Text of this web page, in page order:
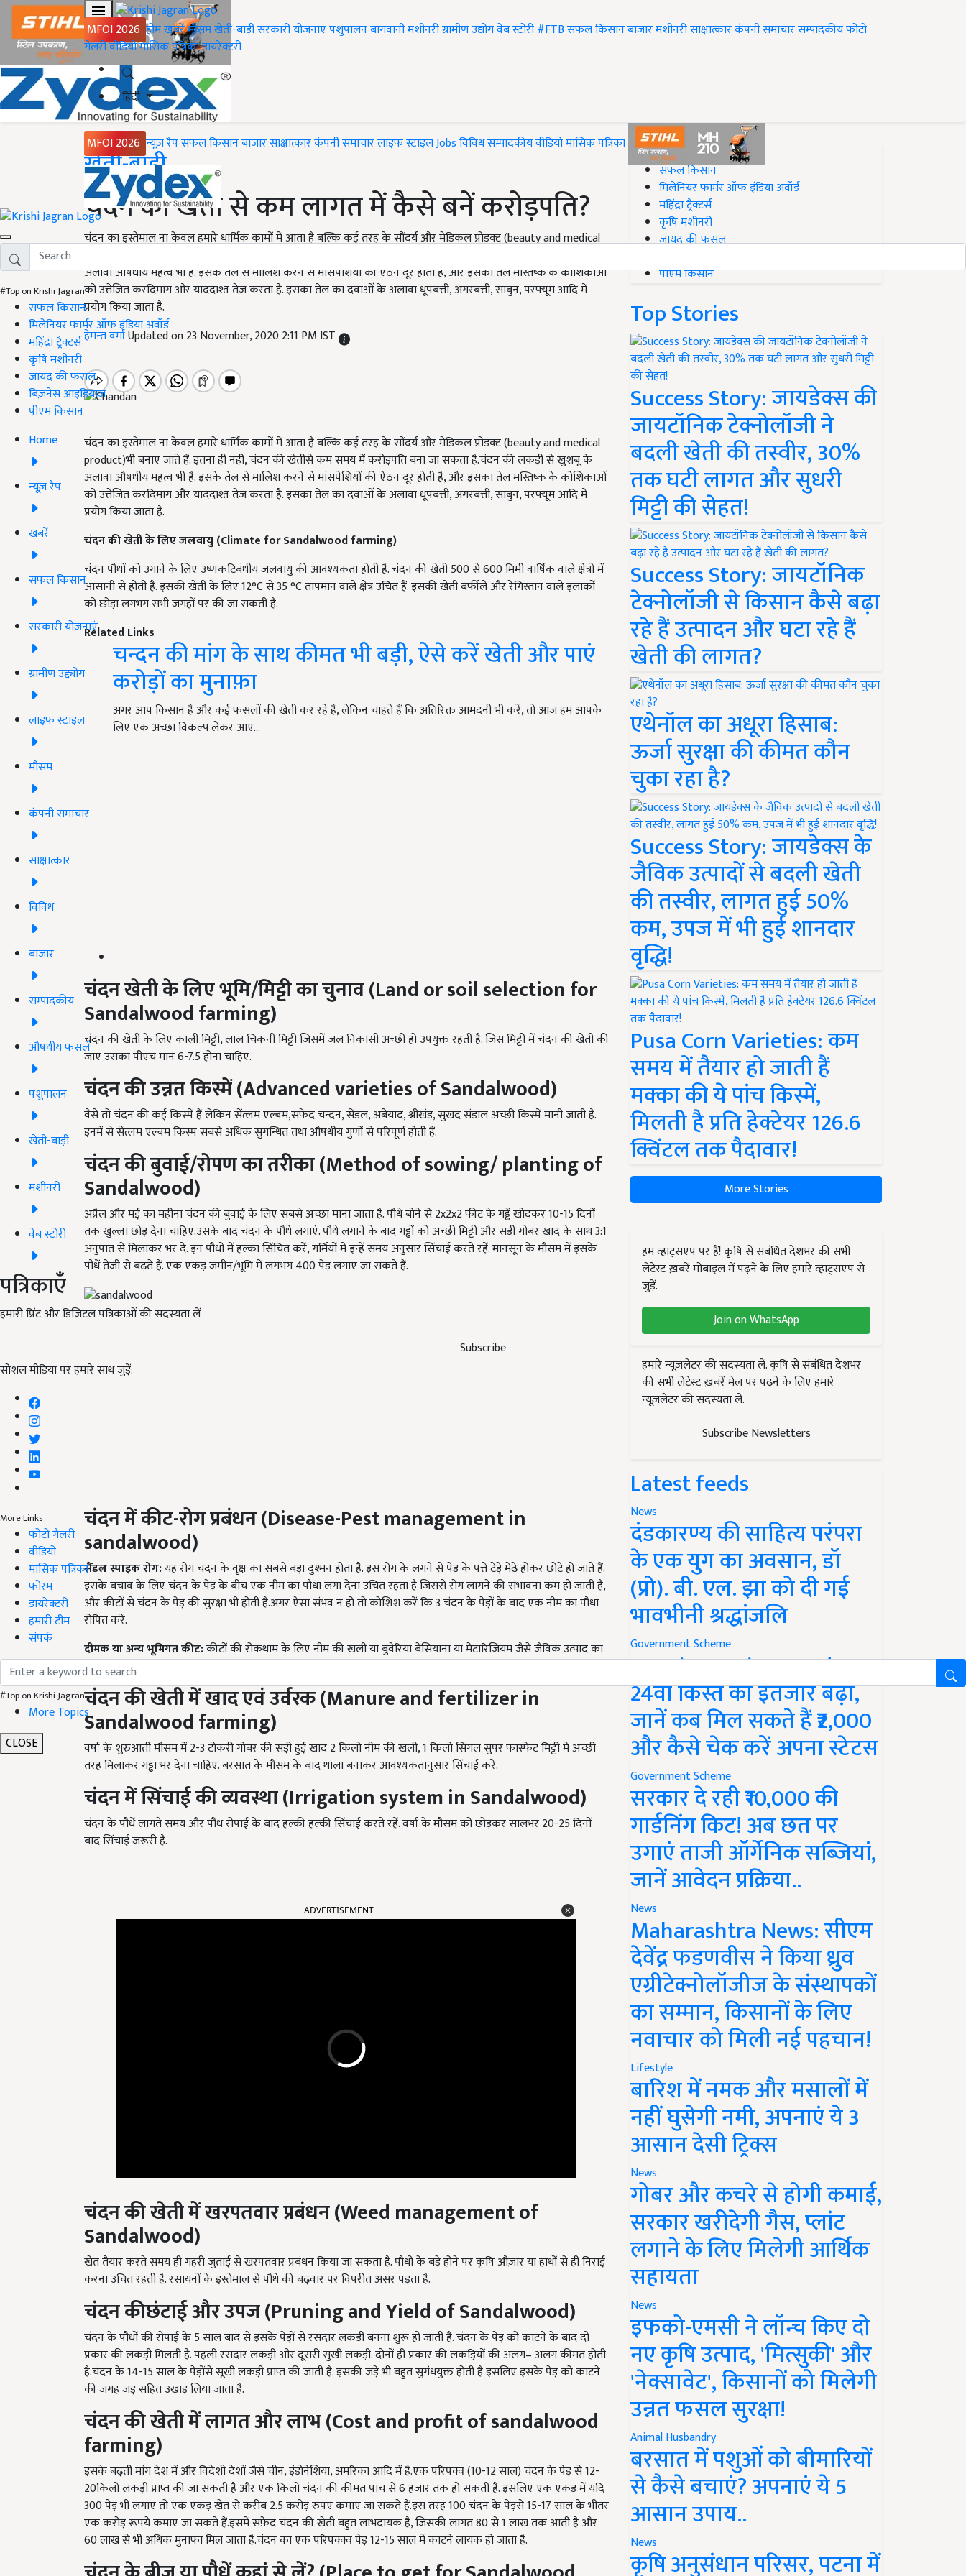
MFOI 2026 होमख़बरेंमौसमखेती-बाड़ीसरकारी योजनाएंपशुपालनबागवानीमशीनरीग्रामीण उद्योगवेब स्टोरी#FTBसफल किसानबाजारमशीनरीसाक्षात्कारकंपनी समाचारसम्पादकीयफोटो
गैलरीवीडियोमासिक पत्रिकाडायरेक्टरी
हिंदी
MFOI 2026 न्यूज़ रैपसफल किसानबाजारसाक्षात्कारकंपनी समाचारलाइफ स्टाइलJobsविविधसम्पादकीयवीडियोमासिक पत्रिका
#Top on Krishi Jagran
सफल किसान
मिलेनियर फार्मर ऑफ इंडिया अवॉर्ड
महिंद्रा ट्रैक्टर्स
कृषि मशीनरी
जायद की फसल
बिज़नेस आइडियाज
पीएम किसान
Home
न्यूज़ रैप
खबरें
सफल किसान
सरकारी योजनाएं
ग्रामीण उद्द्योग
लाइफ स्टाइल
मौसम
कंपनी समाचार
साक्षात्कार
विविध
बाजार
सम्पादकीय
औषधीय फसलें
पशुपालन
खेती-बाड़ी
मशीनरी
वेब स्टोरी
पत्रिकाएँ
हमारी प्रिंट और डिजिटल पत्रिकाओं की सदस्यता लें
Subscribe
सोशल मीडिया पर हमारे साथ जुड़ें:
More Links
फोटो गैलरी
वीडियो
मासिक पत्रिका
फोरम
डायरेक्टरी
हमारी टीम
संपर्क
#Top on Krishi Jagran
More Topics
CLOSE
Home
खेती-बाड़ी
चंदन की खेती से कम लागत में कैसे बनें करोड़पति?
चंदन का इस्तेमाल ना केवल हमारे धार्मिक कामों में आता है बल्कि कई तरह के सौंदर्य और मेडिकल प्रोडक्ट (beauty and medical
अलावा औषधीय महत्व भी है. इसके तेल से मालिश करने से मांसपेशियों की ऐठन दूर होती है, और इसका तेल मस्तिष्क के कोशिकाओं
को उत्तेजित करदिमाग और याददाश्त तेज़ करता है. इसका तेल का दवाओं के अलावा धूपबत्ती, अगरबत्ती, साबुन, परफ्यूम आदि में
प्रयोग किया जाता है.
हेमन्त वर्माUpdated on 23 November, 2020 2:11 PM IST
चंदन का इस्तेमाल ना केवल हमारे धार्मिक कामों में आता है बल्कि कई तरह के सौंदर्य और मेडिकल प्रोडक्ट (beauty and medical
product)भी बनाए जाते हैं. इतना ही नहीं, चंदन की खेतीसे कम समय में करोड़पति बना जा सकता है.चंदन की लकड़ी से खुशबू के
अलावा औषधीय महत्व भी है. इसके तेल से मालिश करने से मांसपेशियों की ऐठन दूर होती है, और इसका तेल मस्तिष्क के कोशिकाओं
को उत्तेजित करदिमाग और याददाश्त तेज़ करता है. इसका तेल का दवाओं के अलावा धूपबत्ती, अगरबत्ती, साबुन, परफ्यूम आदि में
प्रयोग किया जाता है.
चंदनकी खेती के लिए जलवायु (Climate for Sandalwood farming)
चंदन पौधों को उगाने के लिए उष्णकटिबंधीय जलवायु की आवश्यकता होती है. चंदन की खेती 500 से 600 मिमी वार्षिक वाले क्षेत्रों में
आसानी से होती है. इसकी खेती के लिए 12°C से 35 °C तापमान वाले क्षेत्र उचित हैं. इसकी खेती बर्फीले और रेगिस्तान वाले इलाकों
को छोड़ा लगभग सभी जगहों पर की जा सकती है.
Related Links
चन्दन की मांग के साथ कीमत भी बड़ी, ऐसे करें खेती और पाएं
करोड़ों का मुनाफ़ा
अगर आप किसान हैं और कई फसलों की खेती कर रहे हैं, लेकिन चाहते हैं कि अतिरिक्त आमदनी भी करें, तो आज हम आपके
लिए एक अच्छा विकल्प लेकर आए…
चंदनखेती के लिए भूमि/मिट्टी का चुनाव (Landor soilselection for
Sandalwood farming)
चंदन की खेती के लिए काली मिट्टी, लाल चिकनी मिट्टी जिसमें जल निकासी अच्छी हो उपयुक्त रहती है. जिस मिट्टी में चंदन की खेती की
जाए उसका पीएच मान 6-7.5 होना चाहिए.
चंदनकीउन्नत किस्में(Advanced varieties of Sandalwood)
वैसे तो चंदन की कई किस्में हैं लेकिन सेंत्लम एल्बम,सफ़ेद चन्दन, सेंडल, अबेयाद, श्रीखंड, सुखद संडाल अच्छी किस्में मानी जाती है.
इनमें से सेंत्लम एल्बम किस्म सबसे अधिक सुगन्धित तथा औषधीय गुणों से परिपूर्ण होती हैं.
चंदनकी बुवाई/रोपण का तरीका (Method of sowing/ planting of
Sandalwood)
अप्रैल और मई का महीना चंदन की बुवाई के लिए सबसे अच्छा माना जाता है. पौधे बोने से 2x2x2 फीट के गड्ढें खोदकर 10-15 दिनों
तक खुल्ला छोड़ देना चाहिए.उसके बाद चंदन के पौधे लगाएं. पौधे लगाने के बाद गड्ढों को अच्छी मिट्टी और सड़ी गोबर खाद के साथ 3:1
अनुपात से मिलाकर भर दें. इन पौधों में हल्का सिंचित करें, गर्मियों में इन्हें समय अनुसार सिंचाई करते रहें. मानसून के मौसम में इसके
पौधें तेजी से बढ़ते हैं. एक एकड़ जमीन/भूमि में लगभग 400 पेड़ लगाए जा सकते हैं.
चंदनमें कीट-रोगप्रबंधन(Disease-Pest management in
sandalwood)
सैंडल स्पाइक रोग:यह रोग चंदन के वृक्ष का सबसे बड़ा दुश्मन होता है. इस रोग के लगने से पेड़ के पत्ते टेड़े मेढ़े होकर छोटे हो जाते हैं.
इसके बचाव के लिए चंदन के पेड़ के बीच एक नीम का पौधा लगा देना उचित रहता है जिससे रोग लागने की संभावना कम हो जाती है,
और कीटों से चंदन के पेड़ की सुरक्षा भी होती है.अगर ऐसा संभव न हो तो कोशिश करें कि 3 चंदन के पेड़ों के बाद एक नीम का पौधा
रोपित करें.
दीमक या अन्य भूमिगत कीट:कीटों की रोकथाम के लिए नीम की खली या बुवेरिया बेसियाना या मेटारिजियम जैसे जैविक उत्पाद का
गोबर की खाद के साथ उपयोग किया जा सकता है. रोग नियंत्रण के लिए ट्राइकोडर्मा जैविक फफूंदनाशी का उपयोग कर सकते हैं.
चंदनकी खेती में खाद एवं उर्वरक (Manure and fertilizer in
Sandalwood farming)
वर्षा के शुरुआती मौसम में 2-3 टोकरी गोबर की सड़ी हुई खाद 2 किलो नीम की खली, 1 किलो सिंगल सुपर फास्फेट मिट्टी मे अच्छी
तरह मिलाकर गड्ढा भर देना चाहिए. बरसात के मौसम के बाद थाला बनाकर आवश्यकतानुसार सिंचाई करें.
चंदनमें सिंचाईकीव्यवस्था (Irrigation system in Sandalwood)
चंदन के पौधें लागते समय और पौध रोपाई के बाद हल्की हल्की सिंचाई करते रहें. वर्षा के मौसम को छोड़कर सालभर 20-25 दिनों
बाद सिंचाई जरूरी है.
चंदन की खेती में खरपतवार प्रबंधन ( Weed management of
Sandalwood)
खेत तैयार करते समय ही गहरी जुताई से खरपतवार प्रबंधन किया जा सकता है. पौधों के बड़े होने पर कृषि औज़ार या हाथों से ही निराई
करना उचित रहती है. रसायनों के इस्तेमाल से पौधे की बढ़वार पर विपरीत असर पड़ता है.
चंदन कीछंटाई औरउपज (Pruning and Yield of Sandalwood)
चंदन के पौधों की रोपाई के 5 साल बाद से इसके पेड़ों से रसदार लकड़ी बनना शुरू हो जाती है. चंदन के पेड़ को काटने के बाद दो
प्रकार की लकड़ी मिलती है. पहली रसदार लकड़ी और दूसरी सुखी लकड़ी. दोनों ही प्रकार की लकड़ियों की अलग– अलग कीमत होती
है.चंदन के 14-15 साल के पेड़ोंसे सूखी लकड़ी प्राप्त की जाती है. इसकी जड़े भी बहुत सुगंधयुक्त होती है इसलिए इसके पेड़ को काटने
की जगह जड़ सहित उखाड़ लिया जाता है.
चंदन की खेती में लागत और लाभ ( Cost and profit of sandalwood
farming)
इसके बढ़ती मांग देश में और विदेशी देशों जैसे चीन, इंडोनेशिया, अमरिका आदि में हैं.एक परिपक्व (10-12 साल) चंदन के पेड़ से 12-
20किलो लकड़ी प्राप्त की जा सकती है और एक किलो चंदन की कीमत पांच से 6 हजार तक हो सकती है. इसलिए एक एकड़ में यदि
300 पेड़ भी लगाए तो एक एकड़ खेत से करीब 2.5 करोड़ रुपए कमाए जा सकते हैं.इस तरह 100 चंदन के पेड़से 15-17 साल के भीतर
एक करोड़ रूपये कमाए जा सकते हैं.इसमें सफ़ेद चंदन की खेती बहुत लाभदायक है, जिसकी लागत 80 से 1 लाख तक आती है और
60 लाख से भी अधिक मुनाफा मिल जाता है.चंदन का एक परिपक्क्व पेड़ 12-15 साल में काटने लायक हो जाता है.
चंदन के बीज या पौधें कहां से लें?(Place to get for Sandalwood
#Top on Krishi Jagran
सफल किसान
मिलेनियर फार्मर ऑफ इंडिया अवॉर्ड
महिंद्रा ट्रैक्टर्स
कृषि मशीनरी
जायद की फसल
पीएम किसान
Top Stories
Success Story: जायडेक्स की
जायटॉनिक टेक्नोलॉजी ने
बदली खेती की तस्वीर, 30%
तक घटी लागत और सुधरी
मिट्टी की सेहत!
Success Story: जायटॉनिक
टेक्नोलॉजी से किसान कैसे बढ़ा
रहे हैं उत्पादन और घटा रहे हैं
खेती की लागत?
एथेनॉल का अधूरा हिसाब:
ऊर्जा सुरक्षा की कीमत कौन
चुका रहा है?
Success Story: जायडेक्स के
जैविक उत्पादों से बदली खेती
की तस्वीर, लागत हुई 50%
कम, उपज में भी हुई शानदार
वृद्धि!
Pusa Corn Varieties: कम
समय में तैयार हो जाती हैं
मक्का की ये पांच किस्में,
मिलती है प्रति हेक्टेयर 126.6
क्विंटल तक पैदावार!
More Stories
हम व्हाट्सएप पर हैं! कृषि से संबंधित देशभर की सभी
लेटेस्ट ख़बरें मोबाइल में पढ़ने के लिए हमारे व्हाट्सएप से
जुड़ें.
Join on WhatsApp
हमारे न्यूज़लेटर की सदस्यता लें. कृषि से संबंधित देशभर
की सभी लेटेस्ट ख़बरें मेल पर पढ़ने के लिए हमारे
न्यूज़लेटर की सदस्यता लें.
Subscribe Newsletters
Latest feeds
News
दंडकारण्य की साहित्य परंपरा
के एक युग का अवसान, डॉ
(प्रो). बी. एल. झा को दी गई
भावभीनी श्रद्धांजलि
Government Scheme
PM Kisan Yojana Update:
24वीं किस्त का इंतजार बढ़ा,
जानें कब मिल सकते हैं ₹2,000
और कैसे चेक करें अपना स्टेटस
Government Scheme
सरकार दे रही ₹10,000 की
गार्डनिंग किट! अब छत पर
उगाएं ताजी ऑर्गेनिक सब्जियां,
जानें आवेदन प्रक्रिया..
News
Maharashtra News: सीएम
देवेंद्र फडणवीस ने किया ध्रुव
एग्रीटेक्नोलॉजीज के संस्थापकों
का सम्मान, किसानों के लिए
नवाचार को मिली नई पहचान!
Lifestyle
बारिश में नमक और मसालों में
नहीं घुसेगी नमी, अपनाएं ये 3
आसान देसी ट्रिक्स
News
गोबर और कचरे से होगी कमाई,
सरकार खरीदेगी गैस, प्लांट
लगाने के लिए मिलेगी आर्थिक
सहायता
News
इफको-एमसी ने लॉन्च किए दो
नए कृषि उत्पाद, 'मित्सुकी' और
'नेक्सावेट', किसानों को मिलेगी
उन्नत फसल सुरक्षा!
Animal Husbandry
बरसात में पशुओं को बीमारियों
से कैसे बचाएं? अपनाएं ये 5
आसान उपाय..
News
कृषि अनुसंधान परिसर, पटना में